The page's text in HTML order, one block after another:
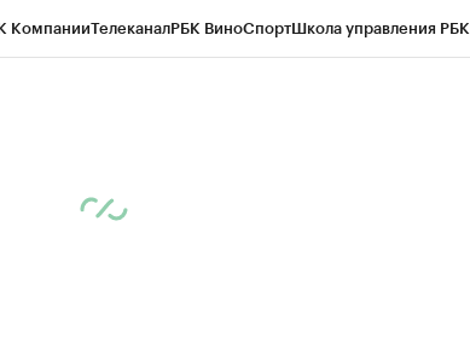
КомпанииТелеканалРБК ВиноСпортШкола управления РБК